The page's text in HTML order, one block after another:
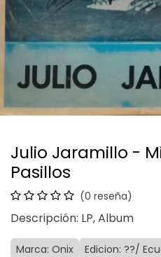
Julio Jaramillo -
Pasillos
(0 reseña)
Descripción: LP, Album
Marca: Onix Edicion: ??/